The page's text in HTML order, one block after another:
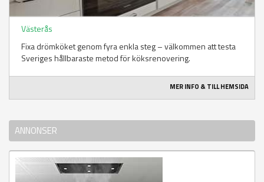
Västerås
Fixa drömköket genom fyra enkla steg – välkommen att testa
Sveriges hållbaraste metod för köksrenovering.
MER INFO & TILL HEMSIDA
ANNONSER